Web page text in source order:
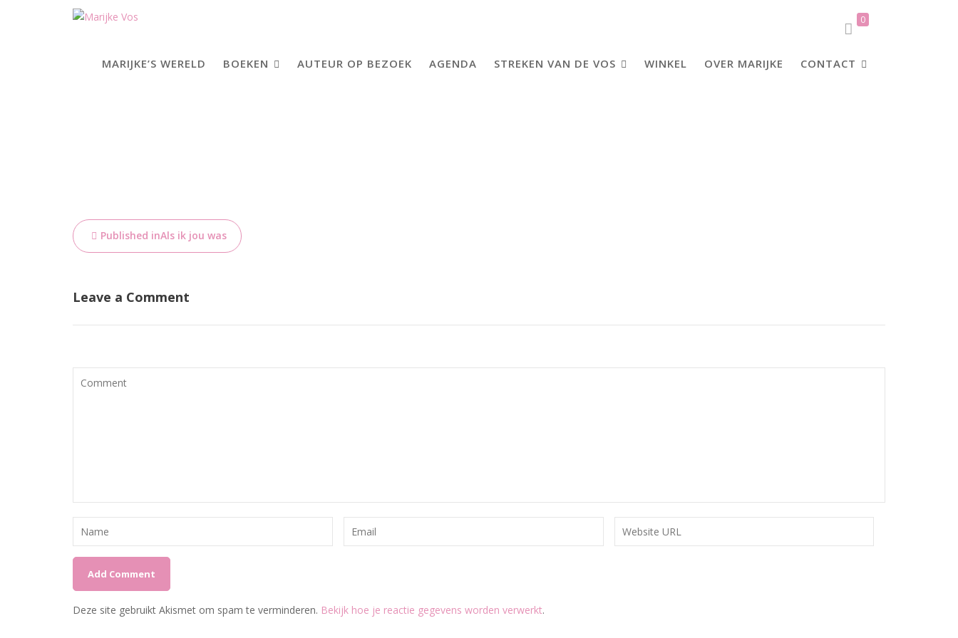
0
MARIJKE’S WERELD BOEKEN AUTEUR OP BEZOEK AGENDA STREKEN VAN DE VOS WINKEL OVER MARIJKE CONTACT
Bericht
navigatie
Published inAls ik jou was
Leave a Comment
Deze site gebruikt Akismet om spam te verminderen. Bekijk hoe je reactie gegevens worden verwerkt.